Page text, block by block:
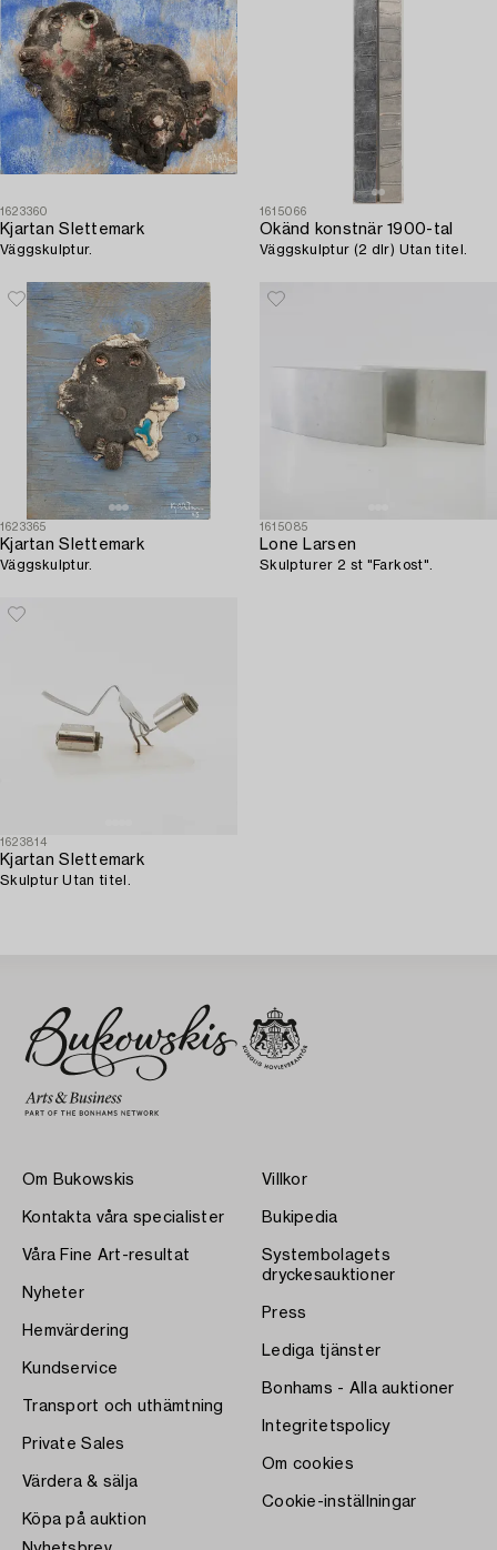
1623360
Kjartan Slettemark
Väggskulptur.
1615066
Okänd konstnär 1900-tal
Väggskulptur (2 dlr) Utan titel.
1623365
Kjartan Slettemark
Väggskulptur.
1615085
Lone Larsen
Skulpturer 2 st "Farkost".
1623814
Kjartan Slettemark
Skulptur Utan titel.
Om Bukowskis
Kontakta våra specialister
Våra Fine Art-resultat
Nyheter
Hemvärdering
Kundservice
Transport och uthämtning
Private Sales
Värdera & sälja
Köpa på auktion
Villkor
Bukipedia
Systembolagets
dryckesauktioner
Press
Lediga tjänster
Bonhams - Alla auktioner
Integritetspolicy
Om cookies
Cookie-inställningar